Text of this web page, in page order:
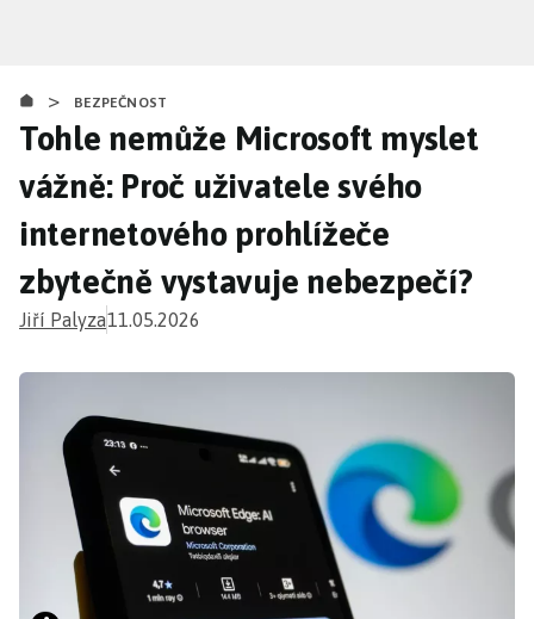
obsahu
> BEZPEČNOST
Tohle nemůže Microsoft myslet
vážně: Proč uživatele svého
internetového prohlížeče
zbytečně vystavuje nebezpečí?
Jiří Palyza11.05.2026